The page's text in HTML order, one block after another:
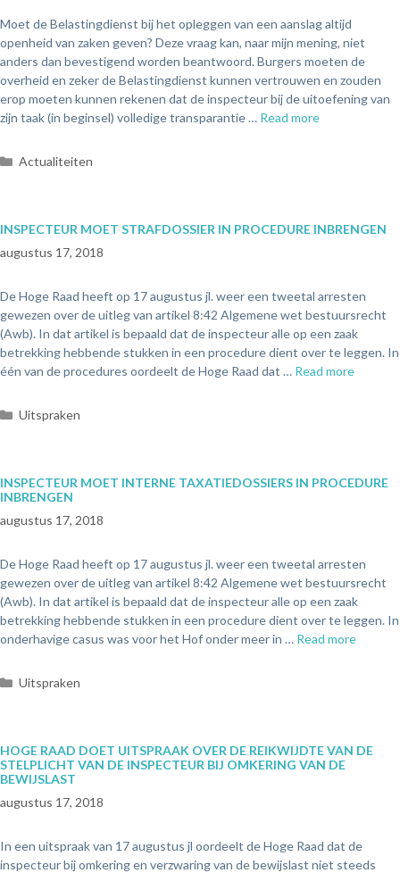
Moet de Belastingdienst bij het opleggen van een aanslag altijd
openheid van zaken geven? Deze vraag kan, naar mijn mening, niet
anders dan bevestigend worden beantwoord. Burgers moeten de
overheid en zeker de Belastingdienst kunnen vertrouwen en zouden
erop moeten kunnen rekenen dat de inspecteur bij de uitoefening van
zijn taak (in beginsel) volledige transparantie … Read more
Actualiteiten
INSPECTEUR MOET STRAFDOSSIER IN PROCEDURE INBRENGEN
augustus 17, 2018
De Hoge Raad heeft op 17 augustus jl. weer een tweetal arresten
gewezen over de uitleg van artikel 8:42 Algemene wet bestuursrecht
(Awb). In dat artikel is bepaald dat de inspecteur alle op een zaak
betrekking hebbende stukken in een procedure dient over te leggen. In
één van de procedures oordeelt de Hoge Raad dat … Read more
Uitspraken
INSPECTEUR MOET INTERNE TAXATIEDOSSIERS IN PROCEDURE
INBRENGEN
augustus 17, 2018
De Hoge Raad heeft op 17 augustus jl. weer een tweetal arresten
gewezen over de uitleg van artikel 8:42 Algemene wet bestuursrecht
(Awb). In dat artikel is bepaald dat de inspecteur alle op een zaak
betrekking hebbende stukken in een procedure dient over te leggen. In
onderhavige casus was voor het Hof onder meer in … Read more
Uitspraken
HOGE RAAD DOET UITSPRAAK OVER DE REIKWIJDTE VAN DE
STELPLICHT VAN DE INSPECTEUR BIJ OMKERING VAN DE
BEWIJSLAST
augustus 17, 2018
In een uitspraak van 17 augustus jl oordeelt de Hoge Raad dat de
inspecteur bij omkering en verzwaring van de bewijslast niet steeds